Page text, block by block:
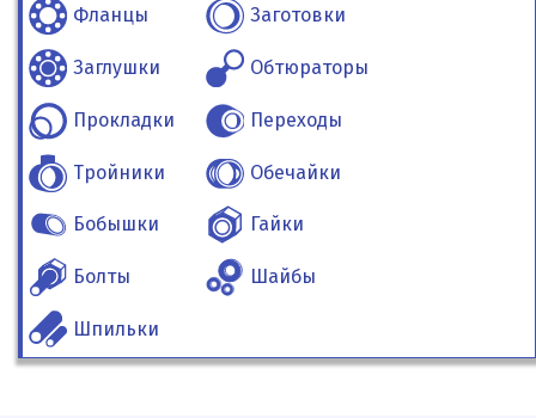
Фланцы Заготовки
Заглушки Обтюраторы
Прокладки Переходы
Тройники Обечайки
Бобышки Гайки
Болты Шайбы
Шпильки